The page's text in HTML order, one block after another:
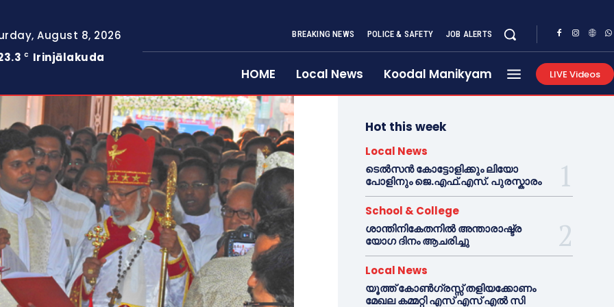
August 8, 2026
C Irinjālakuda
BREAKING NEWS POLICE & SAFETY JOB ALERTS
HOME Local News Koodal Manikyam LIVE Videos
Hot this week
Local News
ടെൽസൻ കോട്ടോളിക്കും ലിയോ
പോളിനും ജെ.എഫ്.എസ്. പുരസ്കാരം
School & College
ശാന്തിനികേതനിൽ അന്താരാഷ്ട്ര
യോഗ ദിനം ആചരിച്ചു
Local News
യൂത്ത് കോൺഗ്രസ്സ് തളിയക്കോണം
മേഖല കമ്മറ്റി എസ് എസ് എൽ സി